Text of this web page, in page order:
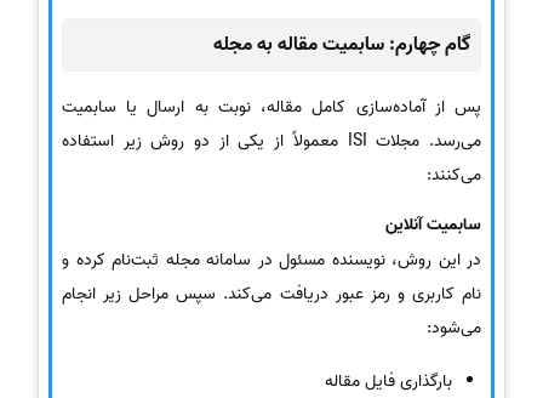
گام چهارم: سابمیت مقاله به مجله
پس از آماده‌سازی کامل مقاله، نوبت به ارسال یا سابمیت
می‌رسد. مجلات ISI معمولاً از یکی از دو روش زیر استفاده
می‌کنند:
سابمیت آنلاین
در این روش، نویسنده مسئول در سامانه مجله ثبت‌نام کرده و
نام کاربری و رمز عبور دریافت می‌کند. سپس مراحل زیر انجام
می‌شود:
بارگذاری فایل مقاله